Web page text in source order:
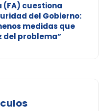
(FA) cuestiona
del Gobierno:
medidas que
del problema”